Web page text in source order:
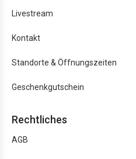
Livestream
Kontakt
Standorte & Öffnungszeiten
Geschenkgutschein
Rechtliches
AGB